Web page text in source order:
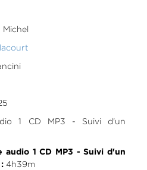
1 CD MP3 - Suivi d'un
1 CD MP3 - Suivi d'un
4h39m